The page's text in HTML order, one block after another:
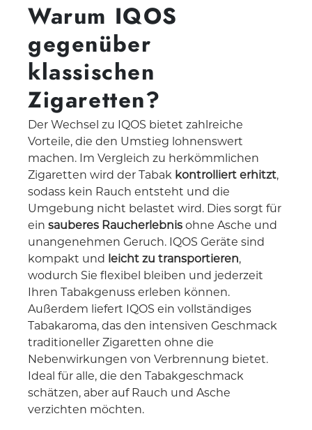
Warum IQOS
gegenüber
klassischen
Zigaretten?
Der Wechsel zu IQOS bietet zahlreiche
Vorteile, die den Umstieg lohnenswert
machen. Im Vergleich zu herkömmlichen
Zigaretten wird der Tabak kontrolliert erhitzt,
sodass kein Rauch entsteht und die
Umgebung nicht belastet wird. Dies sorgt für
ein sauberes Raucherlebnis ohne Asche und
unangenehmen Geruch. IQOS Geräte sind
kompakt und leicht zu transportieren,
wodurch Sie flexibel bleiben und jederzeit
Ihren Tabakgenuss erleben können.
Außerdem liefert IQOS ein vollständiges
Tabakaroma, das den intensiven Geschmack
traditioneller Zigaretten ohne die
Nebenwirkungen von Verbrennung bietet.
Ideal für alle, die den Tabakgeschmack
schätzen, aber auf Rauch und Asche
verzichten möchten.